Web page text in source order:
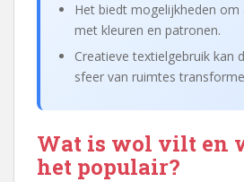
Het biedt mogelijkheden om
met kleuren en patronen.
Creatieve textielgebruik kan
sfeer van ruimtes
Wat is wol vilt en
het populair?